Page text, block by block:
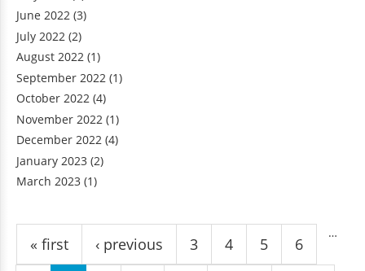
June 2022 (3)
July 2022 (2)
August 2022 (1)
September 2022 (1)
October 2022 (4)
November 2022 (1)
December 2022 (4)
January 2023 (2)
March 2023 (1)
Pages
« first ‹ previous
…
3 4 5 6